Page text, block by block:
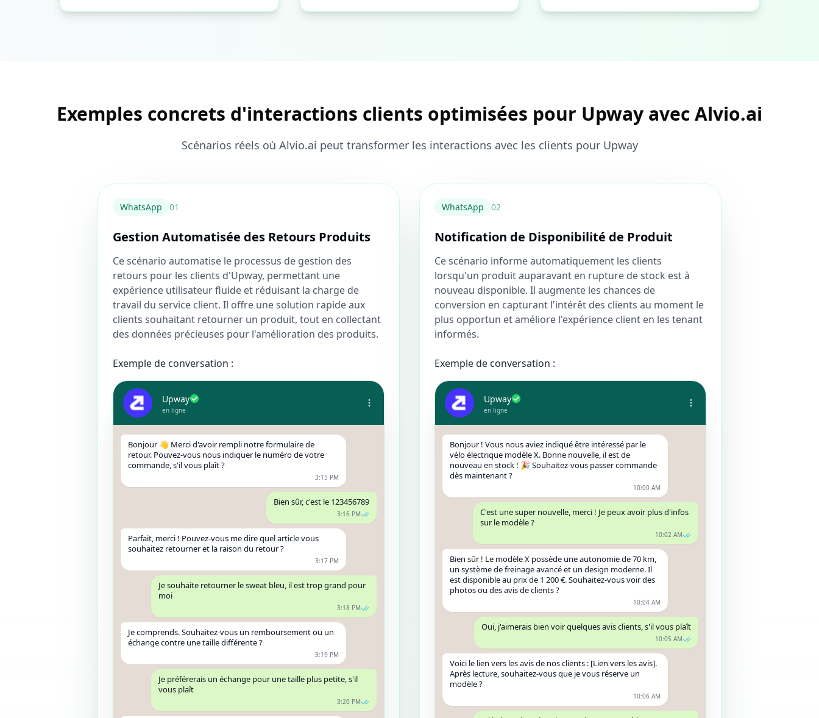
Exemples concrets d'interactions clients optimisées pour Upway avec Alvio.ai
Scénarios réels où Alvio.ai peut transformer les interactions avec les clients pour Upway
WhatsApp 01
Gestion Automatisée des Retours Produits
Ce scénario automatise le processus de gestion des
retours pour les clients d'Upway, permettant une
expérience utilisateur fluide et réduisant la charge de
travail du service client. Il offre une solution rapide aux
clients souhaitant retourner un produit, tout en collectant
des données précieuses pour l'amélioration des produits.
Exemple de conversation :
Upway
en ligne
Bonjour 👋 Merci d'avoir rempli notre formulaire de
retour. Pouvez-vous nous indiquer le numéro de votre
commande, s'il vous plaît ?
3:15 PM
Bien sûr, c'est le 123456789
3:16 PM
Parfait, merci ! Pouvez-vous me dire quel article vous
souhaitez retourner et la raison du retour ?
3:17 PM
Je souhaite retourner le sweat bleu, il est trop grand pour
moi
3:18 PM
Je comprends. Souhaitez-vous un remboursement ou un
échange contre une taille différente ?
3:19 PM
Je préférerais un échange pour une taille plus petite, s'il
vous plaît
3:20 PM
WhatsApp 02
Notification de Disponibilité de Produit
Ce scénario informe automatiquement les clients
lorsqu'un produit auparavant en rupture de stock est à
nouveau disponible. Il augmente les chances de
conversion en capturant l'intérêt des clients au moment le
plus opportun et améliore l'expérience client en les tenant
informés.
Exemple de conversation :
Upway
en ligne
Bonjour ! Vous nous aviez indiqué être intéressé par le
vélo électrique modèle X. Bonne nouvelle, il est de
nouveau en stock ! 🎉 Souhaitez-vous passer commande
dès maintenant ?
10:00 AM
C'est une super nouvelle, merci ! Je peux avoir plus d'infos
sur le modèle ?
10:02 AM
Bien sûr ! Le modèle X possède une autonomie de 70 km,
un système de freinage avancé et un design moderne. Il
est disponible au prix de 1 200 €. Souhaitez-vous voir des
photos ou des avis de clients ?
10:04 AM
Oui, j'aimerais bien voir quelques avis clients, s'il vous plaît
10:05 AM
Voici le lien vers les avis de nos clients : [Lien vers les avis].
Après lecture, souhaitez-vous que je vous réserve un
modèle ?
10:06 AM